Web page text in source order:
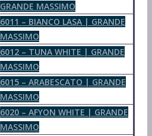
GRANDE MASSIMO
6011 – BIANCO LASA | GRANDE
MASSIMO
6012 – TUNA WHITE | GRANDE
MASSIMO
6015 – ARABESCATO | GRANDE
MASSIMO
6020 – AFYON WHITE | GRANDE
MASSIMO